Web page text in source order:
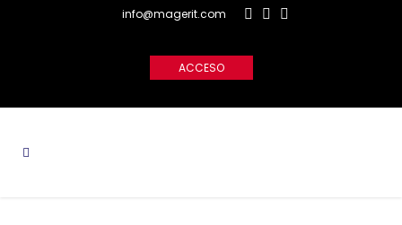
info@magerit.com
ACCESO